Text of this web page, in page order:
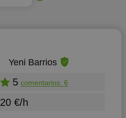
Yeni Barrios
5 comentarios: 6
20 €/h